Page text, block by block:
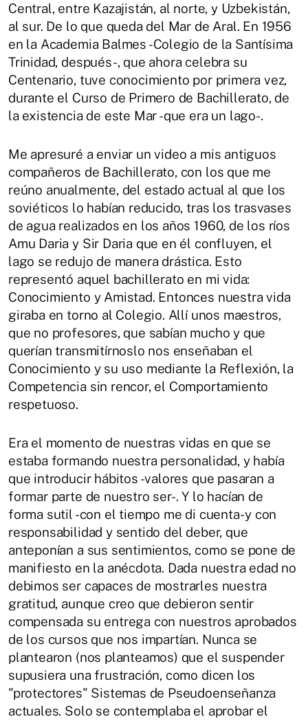
Central, entre Kazajistán, al norte, y Uzbekistán,
al sur. De lo que queda del Mar de Aral. En 1956
en la Academia Balmes -Colegio de la Santísima
Trinidad, después-, que ahora celebra su
Centenario, tuve conocimiento por primera vez,
durante el Curso de Primero de Bachillerato, de
la existencia de este Mar -que era un lago-.
Me apresuré a enviar un video a mis antiguos
compañeros de Bachillerato, con los que me
reúno anualmente, del estado actual al que los
soviéticos lo habían reducido, tras los trasvases
de agua realizados en los años 1960, de los ríos
Amu Daria y Sir Daria que en él confluyen, el
lago se redujo de manera drástica. Esto
representó aquel bachillerato en mi vida:
Conocimiento y Amistad. Entonces nuestra vida
giraba en torno al Colegio. Allí unos maestros,
que no profesores, que sabían mucho y que
querían transmitírnoslo nos enseñaban el
Conocimiento y su uso mediante la Reflexión, la
Competencia sin rencor, el Comportamiento
respetuoso.
Era el momento de nuestras vidas en que se
estaba formando nuestra personalidad, y había
que introducir hábitos -valores que pasaran a
formar parte de nuestro ser-. Y lo hacían de
forma sutil ​-con el tiempo me di cuenta- y con
responsabilidad y sentido del deber, que
anteponían a sus sentimientos, como se pone de
manifiesto en la anécdota. Dada nuestra edad no
debimos ser capaces de mostrarles nuestra
gratitud, aunque creo que debieron sentir
compensada su entrega con nuestros aprobados
de los cursos que nos impartían. Nunca se
plantearon (nos planteamos) que el suspender
supusiera una frustración, como dicen los
"protectores" Sistemas de Pseudoenseñanza
actuales. Solo se contemplaba el aprobar el